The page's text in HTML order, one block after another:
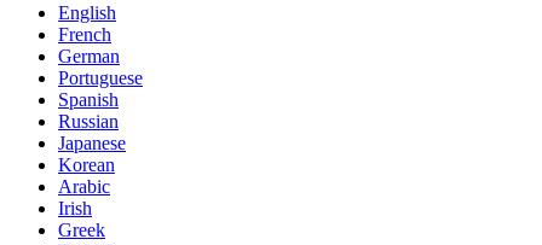
English
French
German
Portuguese
Spanish
Russian
Japanese
Korean
Arabic
Irish
Greek